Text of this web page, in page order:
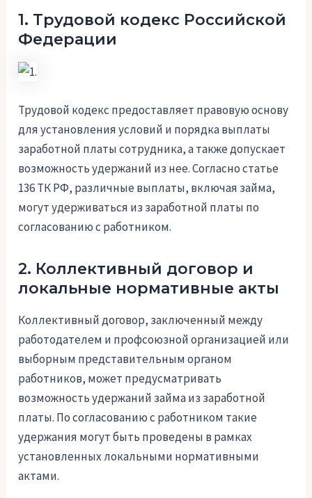
1. Трудовой кодекс Российской
Федерации
Трудовой кодекс предоставляет правовую основу
для установления условий и порядка выплаты
заработной платы сотрудника, а также допускает
возможность удержаний из нее. Согласно статье
136 ТК РФ, различные выплаты, включая займа,
могут удерживаться из заработной платы по
согласованию с работником.
2. Коллективный договор и
локальные нормативные акты
Коллективный договор, заключенный между
работодателем и профсоюзной организацией или
выборным представительным органом
работников, может предусматривать
возможность удержаний займа из заработной
платы. По согласованию с работником такие
удержания могут быть проведены в рамках
установленных локальными нормативными
актами.